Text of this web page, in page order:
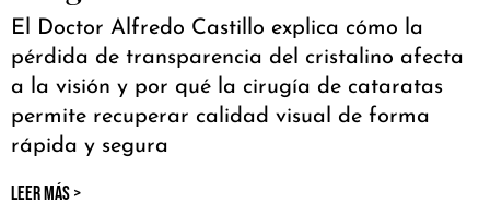
El Doctor Alfredo Castillo explica cómo la
pérdida de transparencia del cristalino afecta
a la visión y por qué la cirugía de cataratas
permite recuperar calidad visual de forma
rápida y segura
LEER MÁS >